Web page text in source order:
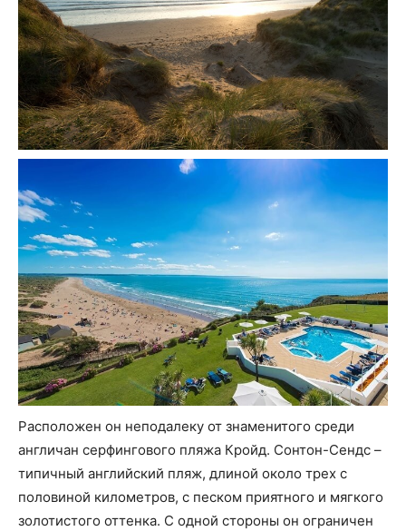
Расположен он неподалеку от знаменитого среди
англичан серфингового пляжа Кройд. Сонтон-Сендс –
типичный английский пляж, длиной около трех с
половиной километров, с песком приятного и мягкого
золотистого оттенка. С одной стороны он ограничен